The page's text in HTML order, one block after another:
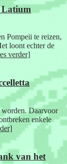
Latium
Pompeii te reizen,
loont echter de
verder]
Daarvoor
enkele
van het